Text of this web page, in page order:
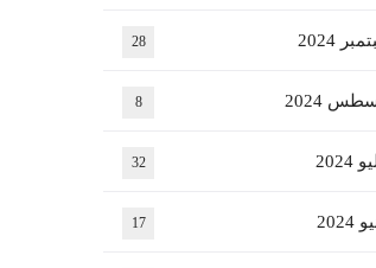
2024
28
2024
8
32
17